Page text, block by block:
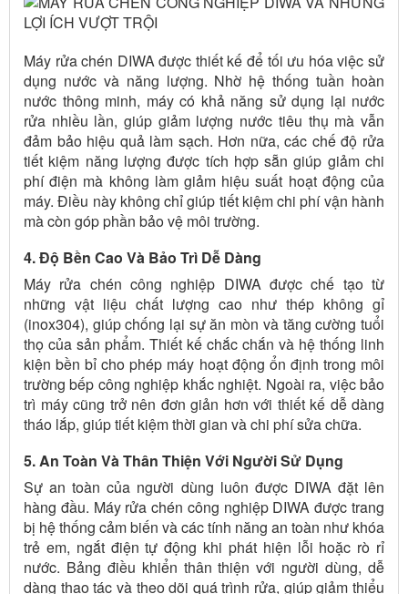
Máy rửa chén DIWA được thiết kế để tối ưu hóa việc sử
dụng nước và năng lượng. Nhờ hệ thống tuần hoàn
nước thông minh, máy có khả năng sử dụng lại nước
rửa nhiều lần, giúp giảm lượng nước tiêu thụ mà vẫn
đảm bảo hiệu quả làm sạch. Hơn nữa, các chế độ rửa
tiết kiệm năng lượng được tích hợp sẵn giúp giảm chi
phí điện mà không làm giảm hiệu suất hoạt động của
máy. Điều này không chỉ giúp tiết kiệm chi phí vận hành
mà còn góp phần bảo vệ môi trường.
4. Độ Bền Cao Và Bảo Trì Dễ Dàng
Máy rửa chén công nghiệp DIWA được chế tạo từ
những vật liệu chất lượng cao như thép không gỉ
(inox304), giúp chống lại sự ăn mòn và tăng cường tuổi
thọ của sản phẩm. Thiết kế chắc chắn và hệ thống linh
kiện bền bỉ cho phép máy hoạt động ổn định trong môi
trường bếp công nghiệp khắc nghiệt. Ngoài ra, việc bảo
trì máy cũng trở nên đơn giản hơn với thiết kế dễ dàng
tháo lắp, giúp tiết kiệm thời gian và chi phí sửa chữa.
5. An Toàn Và Thân Thiện Với Người Sử Dụng
Sự an toàn của người dùng luôn được DIWA đặt lên
hàng đầu. Máy rửa chén công nghiệp DIWA được trang
bị hệ thống cảm biến và các tính năng an toàn như khóa
trẻ em, ngắt điện tự động khi phát hiện lỗi hoặc rò rỉ
nước. Bảng điều khiển thân thiện với người dùng, dễ
dàng thao tác và theo dõi quá trình rửa, giúp giảm thiểu